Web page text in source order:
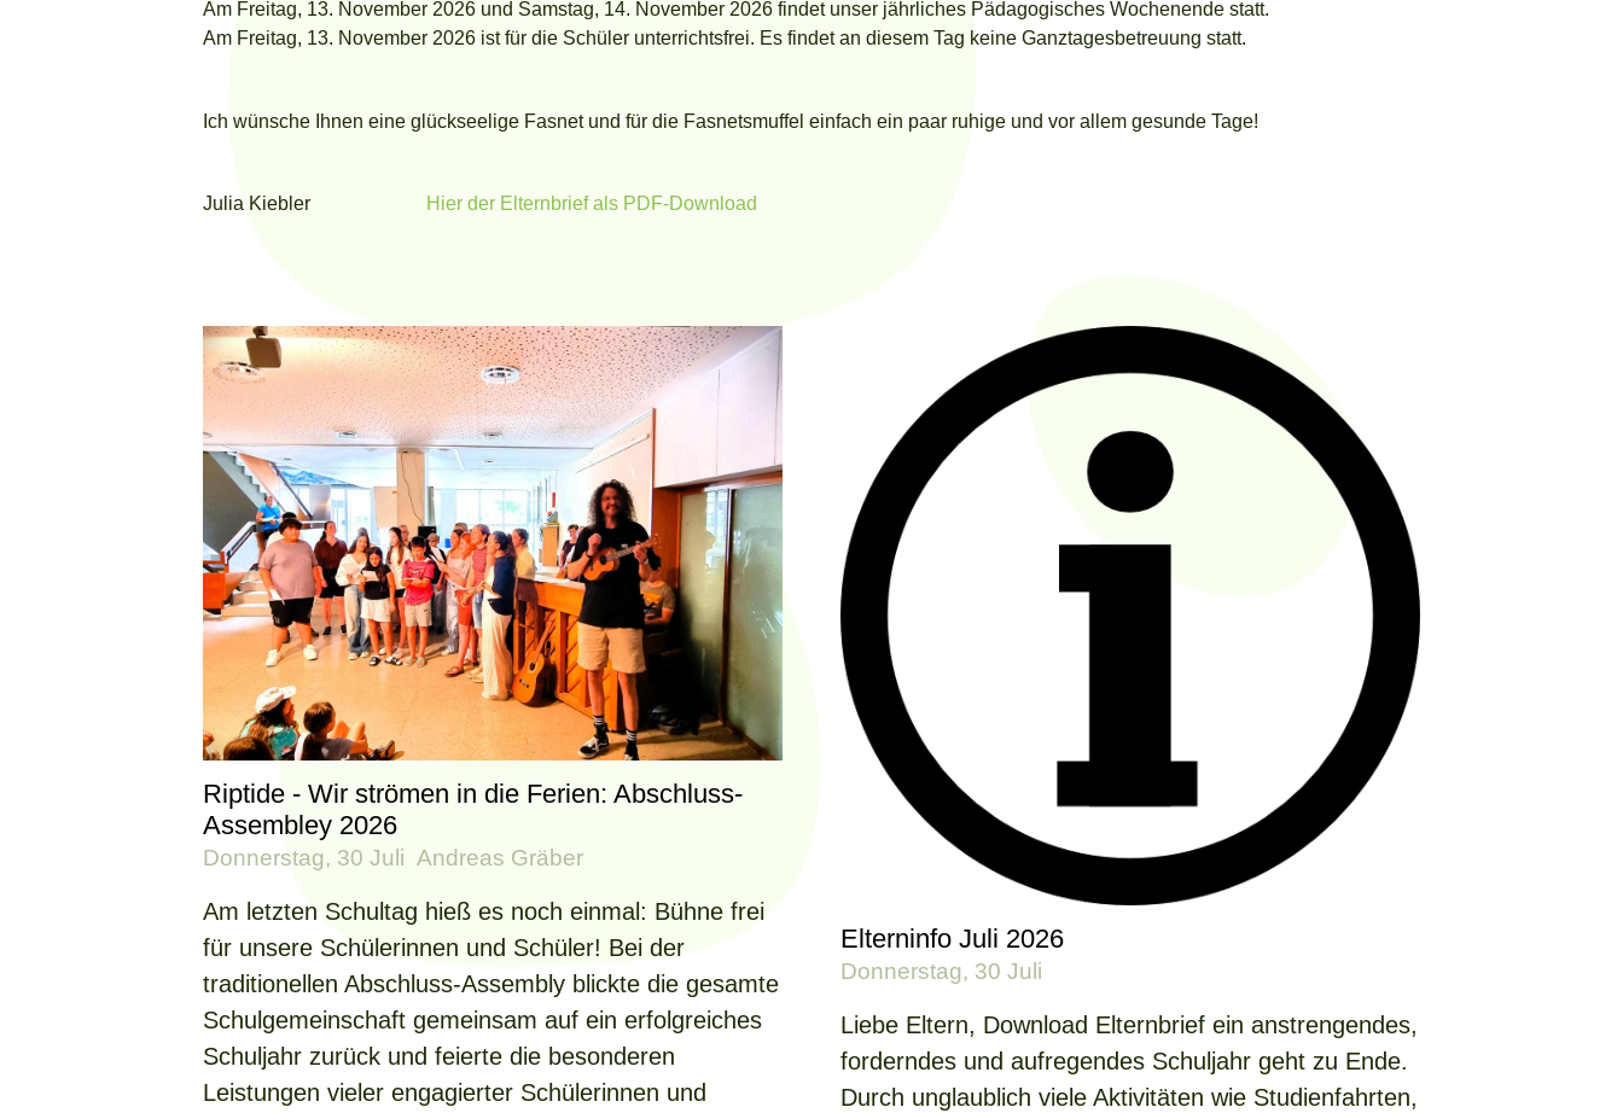
Am Freitag, 13. November 2026 und Samstag, 14. November 2026 findet unser jährliches Pädagogisches Wochenende statt.
Am Freitag, 13. November 2026 ist für die Schüler unterrichtsfrei. Es findet an diesem Tag keine Ganztagesbetreuung statt.
Ich wünsche Ihnen eine glückseelige Fasnet und für die Fasnetsmuffel einfach ein paar ruhige und vor allem gesunde Tage!
Julia Kiebler Hier der Elternbrief als PDF-Download
Riptide - Wir strömen in die Ferien: Abschluss-
Assembley 2026
Donnerstag, 30 Juli Andreas Gräber
Am letzten Schultag hieß es noch einmal: Bühne frei
für unsere Schülerinnen und Schüler! Bei der
traditionellen Abschluss-Assembly blickte die gesamte
Schulgemeinschaft gemeinsam auf ein erfolgreiches
Schuljahr zurück und feierte die besonderen
Leistungen vieler engagierter Schülerinnen und
Elterninfo Juli 2026
Donnerstag, 30 Juli
Liebe Eltern, Download Elternbrief ein anstrengendes,
forderndes und aufregendes Schuljahr geht zu Ende.
Durch unglaublich viele Aktivitäten wie Studienfahrten,